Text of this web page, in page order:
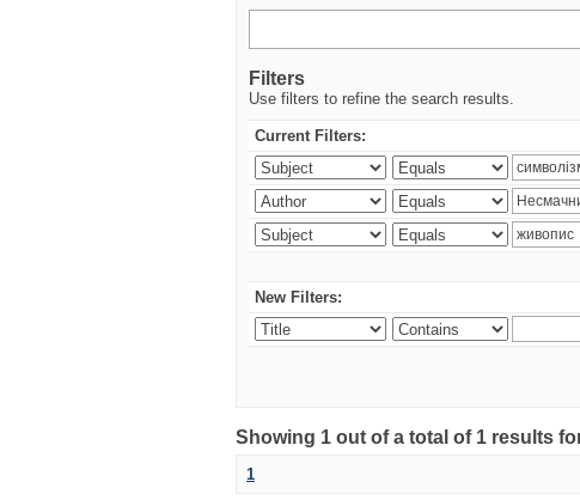
Filters
Use filters to refine the search results.
Current Filters:
New Filters:
Showing 1 out of a total of 1 results
1